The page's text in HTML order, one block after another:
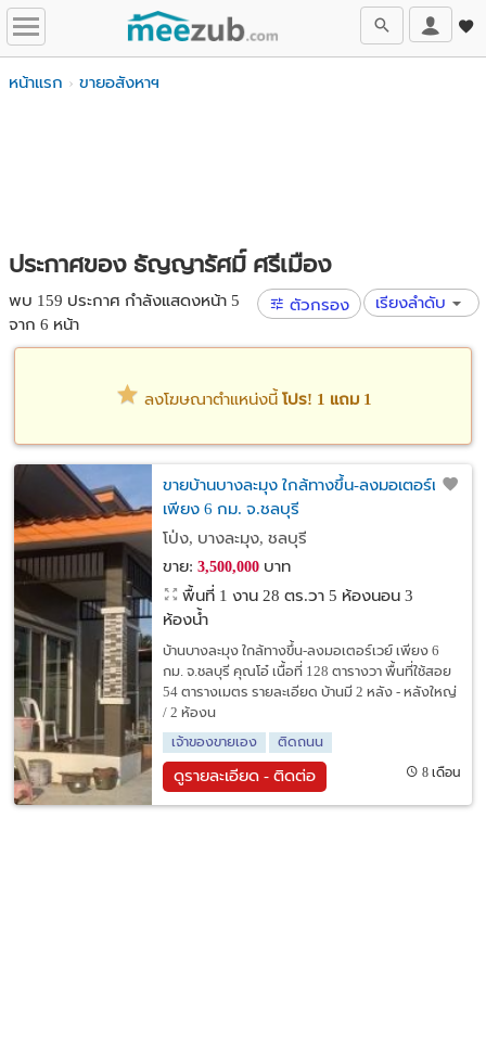
หน้าแรก ขายอสังหาฯ
ประกาศของ ธัญญารัศมิ์ ศรีเมือง
พบ 159 ประกาศ กำลังแสดงหน้า 5
จาก 6 หน้า
ตัวกรอง เรียงลำดับ
ลงโฆษณาตำแหน่งนี้ โปร! 1 แถม 1
ขายบ้านบางละมุง ใกล้ทางขึ้น-ลงมอเตอร์เวย์
เพียง 6 กม. จ.ชลบุรี
โป่ง, บางละมุง, ชลบุรี
ขาย: 3,500,000บาท
พื้นที่ 1 งาน 28 ตร.วา 5 ห้องนอน 3
ห้องน้ำ
บ้านบางละมุง ใกล้ทางขึ้น-ลงมอเตอร์เวย์ เพียง 6
กม. จ.ชลบุรี คุณโอ๋ เนื้อที่ 128 ตารางวา พื้นที่ใช้สอย
54 ตารางเมตร รายละเอียด บ้านมี 2 หลัง - หลังใหญ่
/ 2 ห้องน
เจ้าของขายเอง
ติดถนน
ดูรายละเอียด - ติดต่อ 8 เดือน